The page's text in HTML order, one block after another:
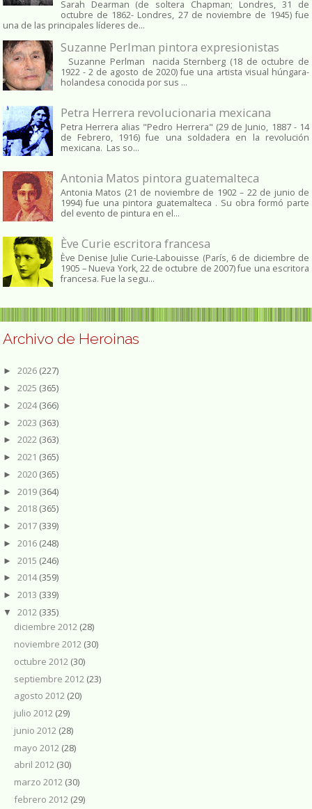
Sarah Dearman (de soltera Chapman; Londres, 31 de
octubre de 1862​- Londres, 27 de noviembre de 1945)​ fue
una de las principales líderes de...
Suzanne Perlman pintora expresionistas
Suzanne Perlman nacida Sternberg (18 de octubre de
1922 - 2 de agosto de 2020) fue una artista visual húngara-
holandesa conocida por sus ...
Petra Herrera revolucionaria mexicana
Petra Herrera alias "Pedro Herrera" (29 de Junio, 1887 - 14
de Febrero, 1916) fue una soldadera en la revolución
mexicana. Las so...
Antonia Matos pintora guatemalteca
Antonia Matos (21 de noviembre de 1902 – 22 de junio de
1994) fue una pintora guatemalteca . Su obra formó parte
del evento de pintura en el...
Ève Curie escritora francesa
Ève Denise Julie Curie-Labouisse (París, 6 de diciembre de
1905 – Nueva York, 22 de octubre de 2007) fue una escritora
francesa. Fue la segu...
Archivo de Heroinas
► 2026 (227)
► 2025 (365)
► 2024(366)
► 2023 (363)
► 2022 (363)
► 2021 (365)
► 2020 (365)
► 2019 (364)
► 2018 (365)
► 2017 (339)
► 2016 (248)
► 2015 (246)
► 2014(359)
► 2013 (339)
▼ 2012 (335)
diciembre 2012 (28)
noviembre 2012 (30)
octubre 2012 (30)
septiembre 2012 (23)
agosto 2012 (20)
julio 2012 (29)
junio 2012 (28)
mayo 2012 (28)
abril 2012 (30)
marzo 2012 (30)
febrero 2012 (29)